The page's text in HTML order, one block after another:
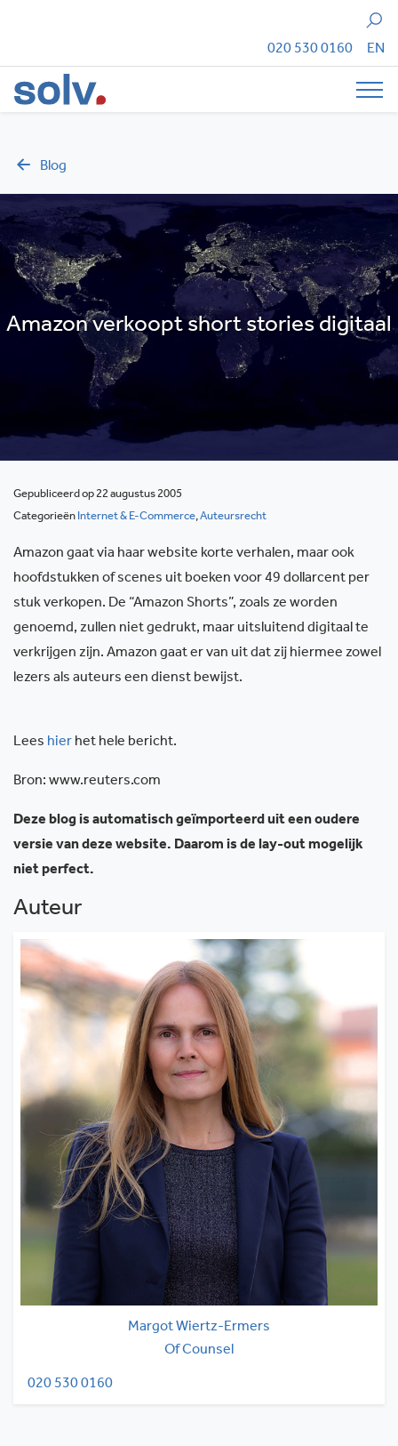
Zoeken
020 530 0160 EN
Blog
Amazon verkoopt short stories digitaal
Gepubliceerd op 22 augustus 2005
Categorieën Internet & E-Commerce,Auteursrecht
Amazon gaat via haar website korte verhalen, maar ook
hoofdstukken of scenes uit boeken voor 49 dollarcent per
stuk verkopen. De “Amazon Shorts”, zoals ze worden
genoemd, zullen niet gedrukt, maar uitsluitend digitaal te
verkrijgen zijn. Amazon gaat er van uit dat zij hiermee zowel
lezers als auteurs een dienst bewijst.
Lees hier het hele bericht.
Bron: www.reuters.com
Deze blog is automatisch geïmporteerd uit een oudere
versie van deze website. Daarom is de lay-out mogelijk
niet perfect.
Auteur
Margot Wiertz-Ermers
Of Counsel
020 530 0160